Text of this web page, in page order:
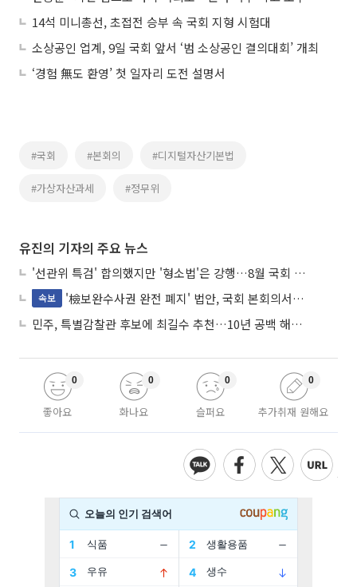
14석 미니총선, 초접전 승부 속 국회 지형 시험대
소상공인 업계, 9일 국회 앞서 ‘범 소상공인 결의대회’ 개최
‘경험 無도 환영’ 첫 일자리 도전 설명서
#국회 #본회의 #디지털자산기본법
#가상자산과세 #정무위
유진의 기자의 주요 뉴스
'선관위 특검' 합의했지만 '형소법'은 강행…8월 국회 '입법 2차전' 예고
속보
'檢보완수사권 완전 폐지' 법안, 국회 본회의서 민주당 주도 통과
민주, 특별감찰관 후보에 최길수 추천…10년 공백 해소 속도
좋아요
0
화나요
0
슬퍼요
0
추가취재 원해요
0